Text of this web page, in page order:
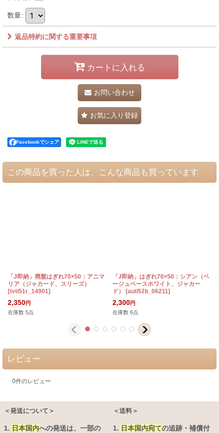
数量:
返品特約に関する重要事項
カートに入れる
お問い合わせ
お気に入り登録
Facebookでシェア
この商品を買った人は、こんな商品も買っています
「J即納」廃盤はぎれ70×50：アニマ
リア（ジャカード、スリーズ）
[tvti51r_14901]
2,350円
在庫数 5点
「J即納」はぎれ70×50：シアン（ベ
ージュベースホワイト、ジャカー
ド）
[auti52b_06211]
2,300円
在庫数 6点
レビュー
0件のレビュー
＜発送について＞
1. 日本国内への発送は、 一部の
＜送料＞
1. 日本国内宛ての追跡・補償付